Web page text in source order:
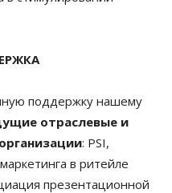
поддержку нашему
отраслевые и
: PSI,
в ритейле
презентационной